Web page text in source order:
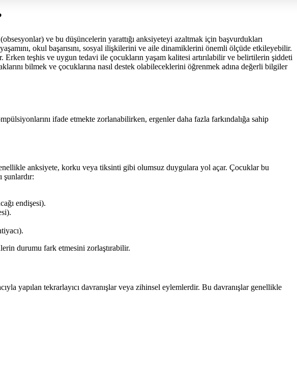
ve bu düşüncelerin yarattığı anksiyeteyi azaltmak için başvurdukları
okul başarısını, sosyal ilişkilerini ve aile dinamiklerini önemli ölçüde etkileyebilir.
teşhis ve uygun tedavi ile çocukların yaşam kalitesi artırılabilir ve belirtilerin şiddeti
bilmek ve çocuklarına nasıl destek olabileceklerini öğrenmek adına değerli bilgiler
ifade etmekte zorlanabilirken, ergenler daha fazla farkındalığa sahip
anksiyete, korku veya tiksinti gibi olumsuz duygulara yol açar. Çocuklar bu
şunlardır:
endişesi).
durumu fark etmesini zorlaştırabilir.
yapılan tekrarlayıcı davranışlar veya zihinsel eylemlerdir. Bu davranışlar genellikle